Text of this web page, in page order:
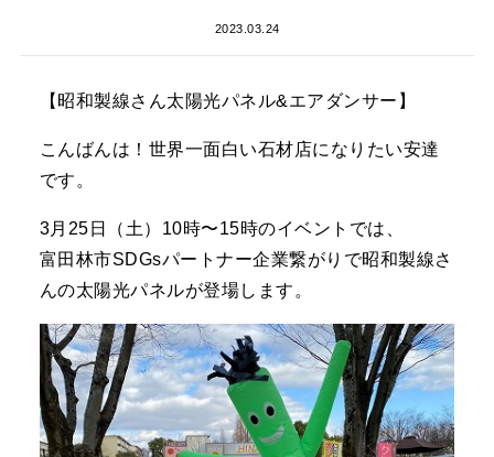
2023.03.24
【昭和製線さん太陽光パネル&エアダンサー】
こんばんは！世界一面白い石材店になりたい安達
です。
3月25日（土）10時〜15時のイベントでは、
富田林市SDGsパートナー企業繋がりで昭和製線さ
んの太陽光パネルが登場します。